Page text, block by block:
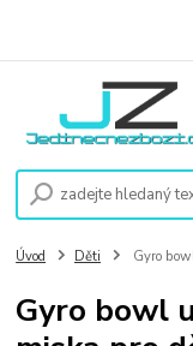
Úvod Děti Gyro
Gyro bowl